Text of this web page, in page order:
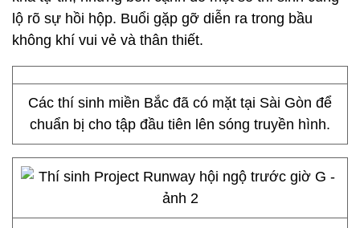
lộ rõ sự hồi hộp. Buổi gặp gỡ diễn ra trong bầu
không khí vui vẻ và thân thiết.
Các thí sinh miền Bắc đã có mặt tại Sài Gòn để
chuẩn bị cho tập đầu tiên lên sóng truyền hình.